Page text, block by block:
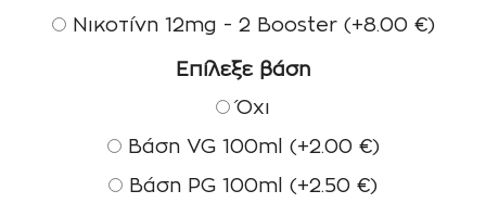
Νικοτίνη 12mg - 2 Booster (+8.00 €)
Επίλεξε βάση
Όχι
Βάση VG 100ml (+2.00 €)
Βάση PG 100ml (+2.50 €)